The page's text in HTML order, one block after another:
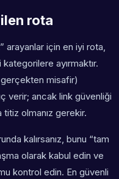
rota
arayanlar için en iyi rota,
ayırmaktır.
misafir)
verir; ancak link güvenliği
olmanız gerekir.
kalırsanız, bunu “tam
olarak kabul edin ve
kontrol edin. En güvenli